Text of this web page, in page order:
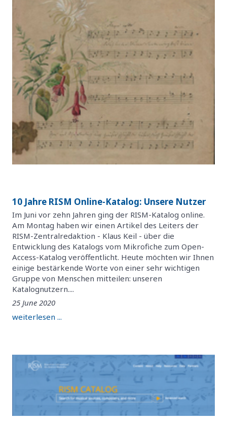
10 Jahre RISM Online-Katalog: Unsere Nutzer
Im Juni vor zehn Jahren ging der RISM-Katalog online.
Am Montag haben wir einen Artikel des Leiters der
RISM-Zentralredaktion - Klaus Keil - über die
Entwicklung des Katalogs vom Mikrofiche zum Open-
Access-Katalog veröffentlicht. Heute möchten wir Ihnen
einige bestärkende Worte von einer sehr wichtigen
Gruppe von Menschen mitteilen: unseren
Katalognutzern....
25 June 2020
weiterlesen ...